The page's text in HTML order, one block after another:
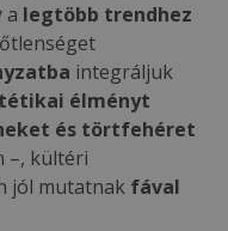
a legtöbb trendhez
integráljuk
élményt
és törtfehéret
–, kültéri
jól mutatnak fával